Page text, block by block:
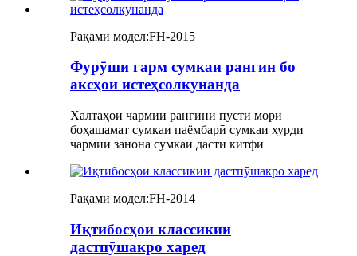
Рақами модел:FH-2015
Фурӯши гарм сумкаи рангин бо
аксҳои истеҳсолкунанда
Халтаҳои чармии рангини пӯсти мори
боҳашамат сумкаи паёмбарӣ сумкаи хурди
чармии занона сумкаи дасти китфи
Рақами модел:FH-2014
Иқтибосҳои классикии
дастпӯшакро харед